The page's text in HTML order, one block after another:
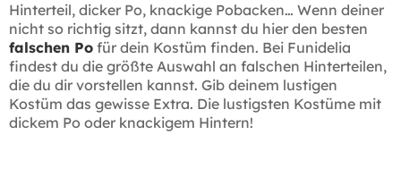
Hinterteil, dicker Po, knackige Pobacken… Wenn deiner
nicht so richtig sitzt, dann kannst du hier den besten
falschen Po für dein Kostüm finden. Bei Funidelia
findest du die größte Auswahl an falschen Hinterteilen,
die du dir vorstellen kannst. Gib deinem lustigen
Kostüm das gewisse Extra. Die lustigsten Kostüme mit
dickem Po oder knackigem Hintern!